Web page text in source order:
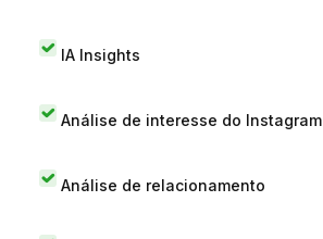
IA Insights
Análise de interesse do Instagram
Análise de relacionamento